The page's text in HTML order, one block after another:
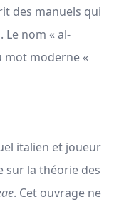
des manuels qui
nom « al-
mot moderne «
italien et joueur
sur la théorie des
. Cet ouvrage ne